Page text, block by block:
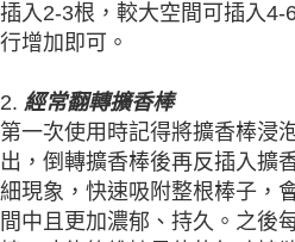
插入2-3根，較大空間可插入4-
行增加即可。
2. 經常翻轉擴香棒
第一次使用時記得將擴香棒浸
出，倒轉擴香棒後再反插入擴
細現象，快速吸附整根棒子，
間中且更加濃郁、持久。之後